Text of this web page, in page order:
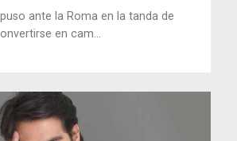
ante la Roma en la tanda de
en cam...